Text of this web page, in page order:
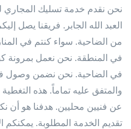
نحن نقدم خدمة تسليك
العبد الله الجابر. فريقنا يصل
من الضاحية. سواء كنتم في
في المنطقة. نحن نعمل بمرونة
في الضاحية. نحن نضمن وصول
والمتفق عليه تماماً. هذه
عن فنيين محليين. هدفنا هو أن
تقديم الخدمة المطلوبة. يمكنكم